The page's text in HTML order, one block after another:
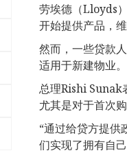
劳埃德（Lloyds
开始提供产品，
然而，一些贷款
适用于新建物业。
总理Rishi Sunak
尤其是对于首次购
“通过给贷方提供
们实现了拥有自